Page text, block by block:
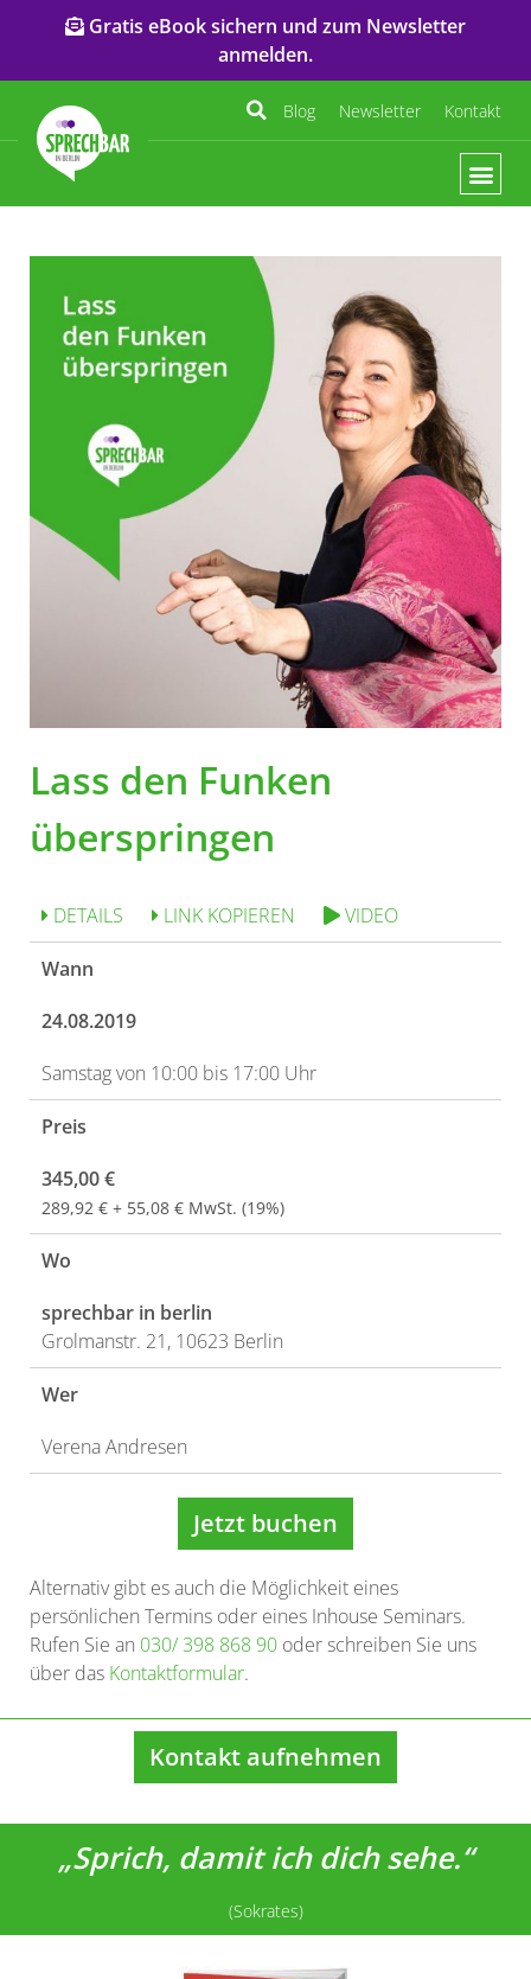
Gratis eBook sichern und zum Newsletter
anmelden.
Blog Newsletter Kontakt
Lass den Funken
überspringen
DETAILS LINK KOPIEREN VIDEO
Wann
24.08.2019
Samstag von 10:00 bis 17:00 Uhr
Preis
345,00 €
289,92 € + 55,08 € MwSt. (19%)
Wo
sprechbar in berlin
Grolmanstr. 21, 10623 Berlin
Wer
Verena Andresen
Jetzt buchen
Alternativ gibt es auch die Möglichkeit eines
persönlichen Termins oder eines Inhouse Seminars.
Rufen Sie an 030/ 398 868 90 oder schreiben Sie uns
über das Kontaktformular.
Kontakt aufnehmen
„Sprich, damit ich dich sehe.“
(Sokrates)